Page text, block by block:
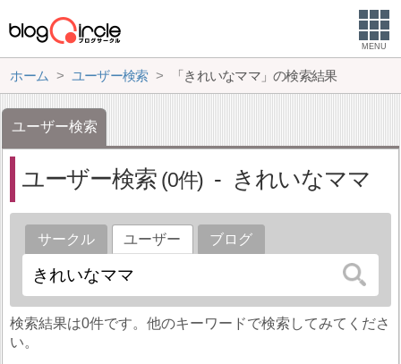
MENU
ホーム ユーザー検索 「きれいなママ」の検索結果
ユーザー検索
ユーザー検索 0 きれいなママ
サークル ユーザー ブログ
検索結果は0件です。他のキーワードで検索してみてくださ
い。